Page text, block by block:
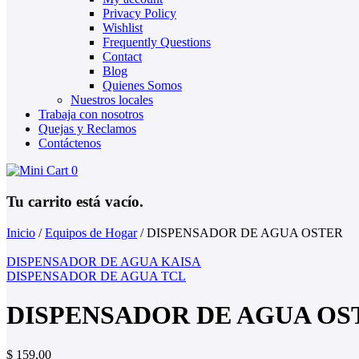
Privacy Policy
Wishlist
Frequently Questions
Contact
Blog
Quienes Somos
Nuestros locales
Trabaja con nosotros
Quejas y Reclamos
Contáctenos
0
Tu carrito está vacío.
Inicio / Equipos de Hogar /DISPENSADOR DE AGUA OSTER
DISPENSADOR DE AGUA KAISA
DISPENSADOR DE AGUA TCL
DISPENSADOR DE AGUA
$ 159,00